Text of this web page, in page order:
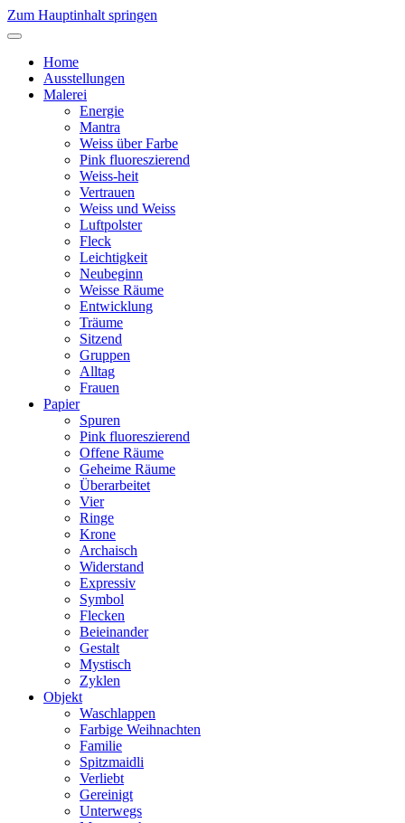
Zum Hauptinhalt springen
Home
Ausstellungen
Malerei
Energie
Mantra
Weiss über Farbe
Pink fluoreszierend
Weiss-heit
Vertrauen
Weiss und Weiss
Luftpolster
Fleck
Leichtigkeit
Neubeginn
Weisse Räume
Entwicklung
Träume
Sitzend
Gruppen
Alltag
Frauen
Papier
Spuren
Pink fluoreszierend
Offene Räume
Geheime Räume
Überarbeitet
Vier
Ringe
Krone
Archaisch
Widerstand
Expressiv
Symbol
Flecken
Beieinander
Gestalt
Mystisch
Zyklen
Objekt
Waschlappen
Farbige Weihnachten
Familie
Spitzmaidli
Verliebt
Gereinigt
Unterwegs